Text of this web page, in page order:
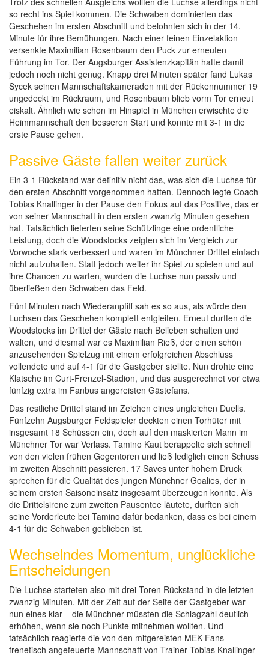
so recht ins Spiel kommen. Die Schwaben dominierten das
Geschehen im ersten Abschnitt und belohnten sich in der 14.
Minute für ihre Bemühungen. Nach einer feinen Einzelaktion
versenkte Maximilian Rosenbaum den Puck zur erneuten
Führung im Tor. Der Augsburger Assistenzkapitän hatte damit
jedoch noch nicht genug. Knapp drei Minuten später fand Lukas
Sycek seinen Mannschaftskameraden mit der Rückennummer 19
ungedeckt im Rückraum, und Rosenbaum blieb vorm Tor erneut
eiskalt. Ähnlich wie schon im Hinspiel in München erwischte die
Heimmannschaft den besseren Start und konnte mit 3-1 in die
erste Pause gehen.
Passive Gäste fallen weiter zurück
Ein 3-1 Rückstand war definitiv nicht das, was sich die Luchse für
den ersten Abschnitt vorgenommen hatten. Dennoch legte Coach
Tobias Knallinger in der Pause den Fokus auf das Positive, das er
von seiner Mannschaft in den ersten zwanzig Minuten gesehen
hat. Tatsächlich lieferten seine Schützlinge eine ordentliche
Leistung, doch die Woodstocks zeigten sich im Vergleich zur
Vorwoche stark verbessert und waren im Münchner Drittel einfach
nicht aufzuhalten. Statt jedoch weiter ihr Spiel zu spielen und auf
ihre Chancen zu warten, wurden die Luchse nun passiv und
überließen den Schwaben das Feld.
Fünf Minuten nach Wiederanpfiff sah es so aus, als würde den
Luchsen das Geschehen komplett entgleiten. Erneut durften die
Woodstocks im Drittel der Gäste nach Belieben schalten und
walten, und diesmal war es Maximilian Rieß, der einen schön
anzusehenden Spielzug mit einem erfolgreichen Abschluss
vollendete und auf 4-1 für die Gastgeber stellte. Nun drohte eine
Klatsche im Curt-Frenzel-Stadion, und das ausgerechnet vor etwa
fünfzig extra im Fanbus angereisten Gästefans.
Das restliche Drittel stand im Zeichen eines ungleichen Duells.
Fünfzehn Augsburger Feldspieler deckten einen Torhüter mit
insgesamt 18 Schüssen ein, doch auf den maskierten Mann im
Münchner Tor war Verlass. Tamino Kaut berappelte sich schnell
von den vielen frühen Gegentoren und ließ lediglich einen Schuss
im zweiten Abschnitt passieren. 17 Saves unter hohem Druck
sprechen für die Qualität des jungen Münchner Goalies, der in
seinem ersten Saisoneinsatz insgesamt überzeugen konnte. Als
die Drittelsirene zum zweiten Pausentee läutete, durften sich
seine Vorderleute bei Tamino dafür bedanken, dass es bei einem
4-1 für die Schwaben geblieben ist.
Wechselndes Momentum, unglückliche
Entscheidungen
Die Luchse starteten also mit drei Toren Rückstand in die letzten
zwanzig Minuten. Mit der Zeit auf der Seite der Gastgeber war
nun eines klar – die Münchner müssten die Schlagzahl deutlich
erhöhen, wenn sie noch Punkte mitnehmen wollten. Und
tatsächlich reagierte die von den mitgereisten MEK-Fans
frenetisch angefeuerte Mannschaft von Trainer Tobias Knallinger